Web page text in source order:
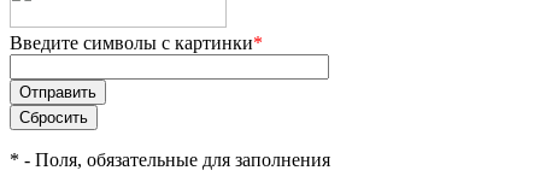
Введите символы с картинки*
* - Поля, обязательные для заполнения